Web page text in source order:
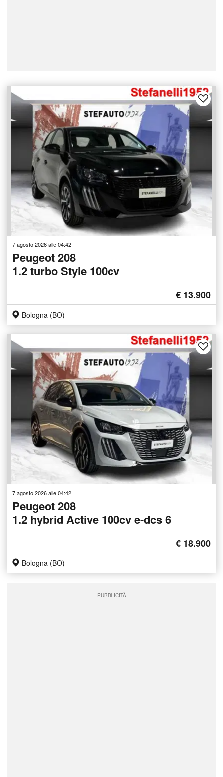
7 agosto 2026 alle 04:42
Peugeot 208
1.2 turbo Style 100cv
€ 13.900
Bologna (BO)
7 agosto 2026 alle 04:42
Peugeot 208
1.2 hybrid Active 100cv e-dcs 6
€ 18.900
Bologna (BO)
PUBBLICITÀ